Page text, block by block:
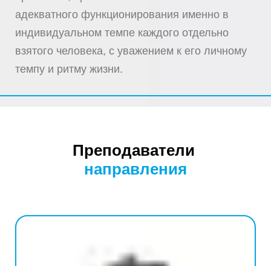
адекватного функционирования именно в
индивидуальном темпе каждого отдельно
взятого человека, с уважением к его личному
темпу и ритму жизни.
Преподаватели
направления